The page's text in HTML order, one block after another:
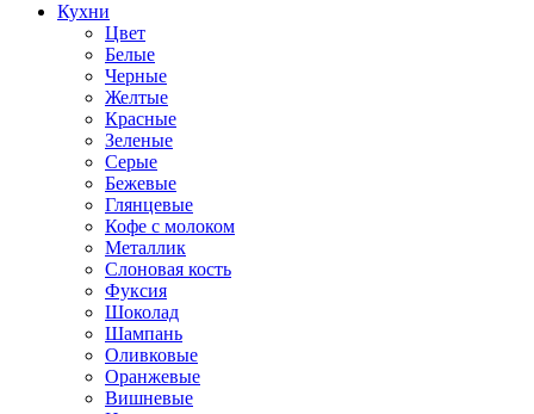
Кухни
Цвет
Белые
Черные
Желтые
Красные
Зеленые
Серые
Бежевые
Глянцевые
Кофе с молоком
Металлик
Слоновая кость
Фуксия
Шоколад
Шампань
Оливковые
Оранжевые
Вишневые